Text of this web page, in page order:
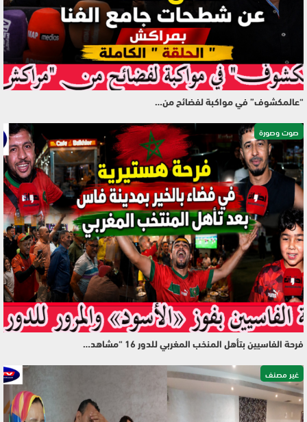
“عالمكشوف” في مواكبة لفضائح من…
صوت وصورة
فرحة الفاسيين بتأهل المنخب المغربي للدور 16 “مشاهد…
غير مصنف